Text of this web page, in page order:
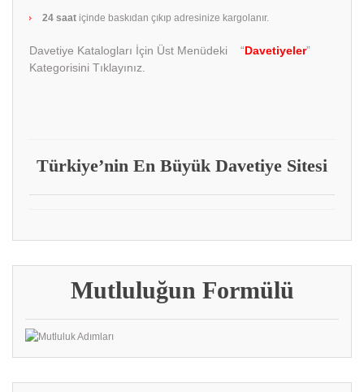
24 saat içinde baskıdan çıkıp adresinize kargolanır.
Davetiye Katalogları İçin Üst Menüdeki “Davetiyeler”
Kategorisini Tıklayınız.
Türkiye’nin En Büyük Davetiye Sitesi
Mutluluğun Formülü